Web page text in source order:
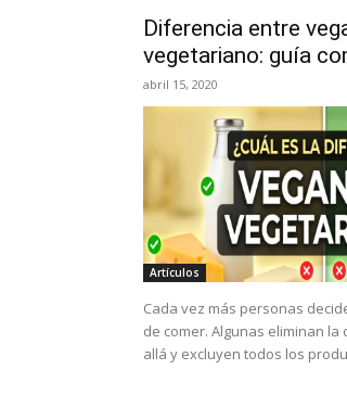
Diferencia entre
vegetariano: guía
abril 15, 2020
Artículos
Cada vez más personas
de comer. Algunas eliminan la
allá y excluyen todos los